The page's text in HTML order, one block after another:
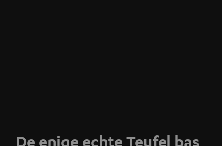
De enige echte Teufel bas